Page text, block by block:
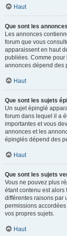
Haut
Que sont les
Les annonces
forum que vous
apparaissent en haut
publiées. Comme
annonces dépend des
Haut
Que sont les sujets
Un sujet épinglé
forum dans lequel il a
importantes et vous
annonces et les
épinglés dépend des
Haut
Que sont les sujets
Vous ne pouvez plus
étant contenu est
différentes raisons par
permissions
vos propres sujets.
Haut